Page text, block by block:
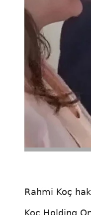
Rahmi Koç
Koç Holding